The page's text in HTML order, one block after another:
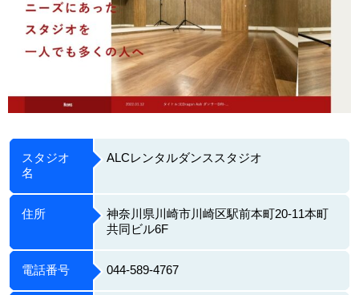
スタジオ
名
ALCレンタルダンススタジオ
住所
神奈川県川崎市川崎区駅前本町20-11本町
共同ビル6F
電話番号 044-589-4767